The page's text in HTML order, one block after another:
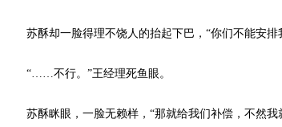
苏酥却一脸得理不饶人的抬起下巴，“你们不能安排
“……不行。”王经理死鱼眼。
苏酥眯眼，一脸无赖样，“那就给我们补偿，不然我